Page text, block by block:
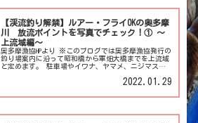
【渓流釣り解禁】ルアー・フライOKの奥多摩
川 放流ポイントを写真でチェック！① 〜
上流域編〜
奥多摩漁協HPより ※このブログでは奥多摩漁協発行の
釣り場案内に沿って昭和橋から軍畑大橋までを上流域
と定めます。 駐車場やイワナ、ヤマメ、ニジマスの
2022.01.29